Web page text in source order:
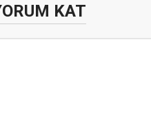
KAT